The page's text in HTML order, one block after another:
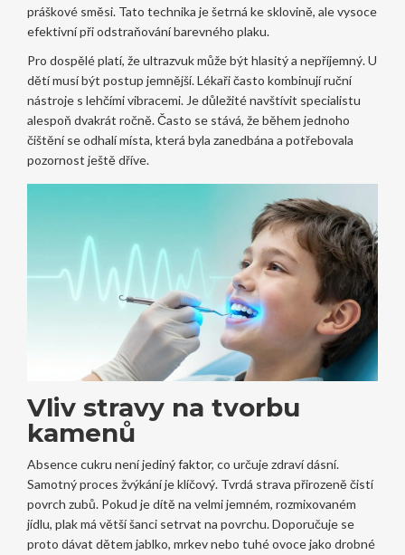
práškové směsi. Tato technika je šetrná ke sklovině, ale vysoce
efektivní při odstraňování barevného plaku.
Pro dospělé platí, že ultrazvuk může být hlasitý a nepříjemný. U
dětí musí být postup jemnější. Lékaři často kombinují ruční
nástroje s lehčími vibracemi. Je důležité navštívit specialistu
alespoň dvakrát ročně. Často se stává, že během jednoho
čištění se odhalí místa, která byla zanedbána a potřebovala
pozornost ještě dříve.
Vliv stravy na tvorbu
kamenů
Absence cukru není jediný faktor, co určuje zdraví dásní.
Samotný proces žvýkání je klíčový. Tvrdá strava přirozeně čistí
povrch zubů. Pokud je dítě na velmi jemném, rozmixovaném
jídlu, plak má větší šanci setrvat na povrchu. Doporučuje se
proto dávat dětem jablko, mrkev nebo tuhé ovoce jako drobné